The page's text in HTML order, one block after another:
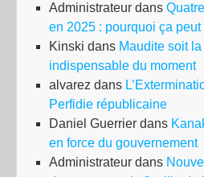
Administrateur dans
en 2025 : pourquoi ça peut
Kinski dans Maudite soit
indispensable du moment
alvarez dans
Perfidie républicaine
Daniel Guerrier dans
en force du gouvernement
Administrateur dans